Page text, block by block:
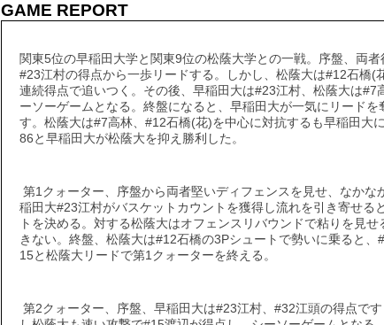
GAME REPORT
関東5位の早稲田大学と関東9位の松蔭大学との一戦。序盤、両
#23江村の得点から一歩リードする。しかし、松蔭大は#12石橋(
連続得点で追いつく。その後、早稲田大は#23江村、松蔭大は#7
ーソーゲームとなる。終盤になると、早稲田大が一気にリード
す。松蔭大は#7高林、#12石橋(花)を中心に対抗するも早稲田大
86と早稲田大が松蔭大を抑え勝利した。
第1クォーター、序盤から両者堅いディフェンスを見せ、なかな
稲田大#23江村がバスケットカウントを獲得し流れを引き寄せる
トを決める。対する松蔭大はオフェンスリバウンドで粘りを見
きない。終盤、松蔭大は#12石橋の3Pシュートで勢いに乗ると
15と松蔭大リードで第1クォーターを終える。
第2クォーター、序盤、早稲田大は#23江村、#32江頭の得点で